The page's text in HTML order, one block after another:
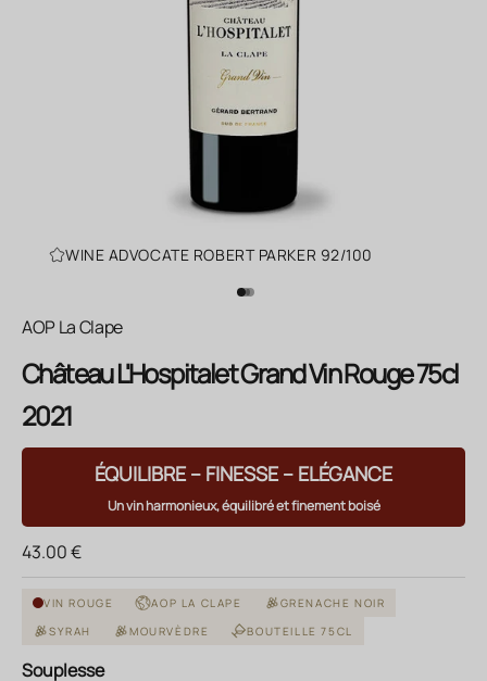
WINE ADVOCATE ROBERT PARKER 92/100
Aller à l'élément 1
Aller à l'élément 2
Aller à l'élément 3
AOP La Clape
Château L'Hospitalet Grand Vin Rouge 75cl
2021
ÉQUILIBRE – FINESSE – ELÉGANCE
Un vin harmonieux, équilibré et finement boisé
Prix de vente
43.00 €
VIN ROUGE AOP LA CLAPE
GRENACHE NOIR
SYRAH
MOURVÈDRE BOUTEILLE 75CL
Souplesse